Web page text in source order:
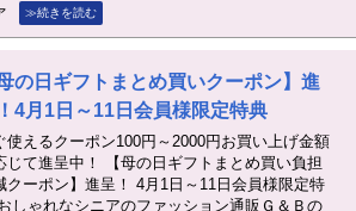
≫続きを読む
母の日ギフトまとめ買いクーポン】進
4月1日～11日会員様限定特典
使えるクーポン100円～2000円お買い上げ金額
じて進呈中！ 【母の日ギフトまとめ買い負担
クーポン】進呈！ 4月1日～11日会員様限定特
しゃれなシニアのファッション通販Ｇ＆Ｂの